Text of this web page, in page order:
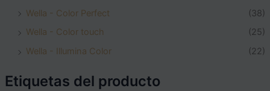
Wella - Color Perfect
(38)
Wella - Color touch
(25)
Wella - Illumina Color
(22)
Etiquetas del producto